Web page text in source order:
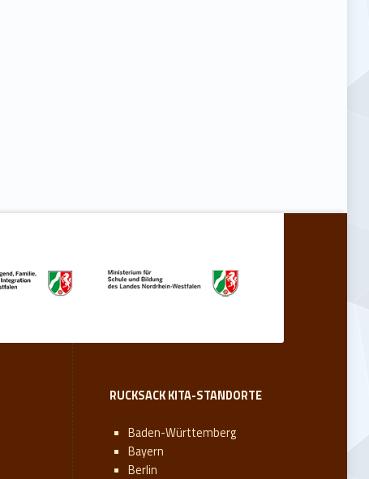
RUCKSACK KITA-STANDORTE
Baden-Württemberg
Bayern
Berlin